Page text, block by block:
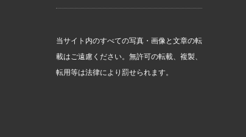
当サイト内のすべての写真・画像と文章の転
載はご遠慮ください。無許可の転載、複製、
転用等は法律により罰せられます。